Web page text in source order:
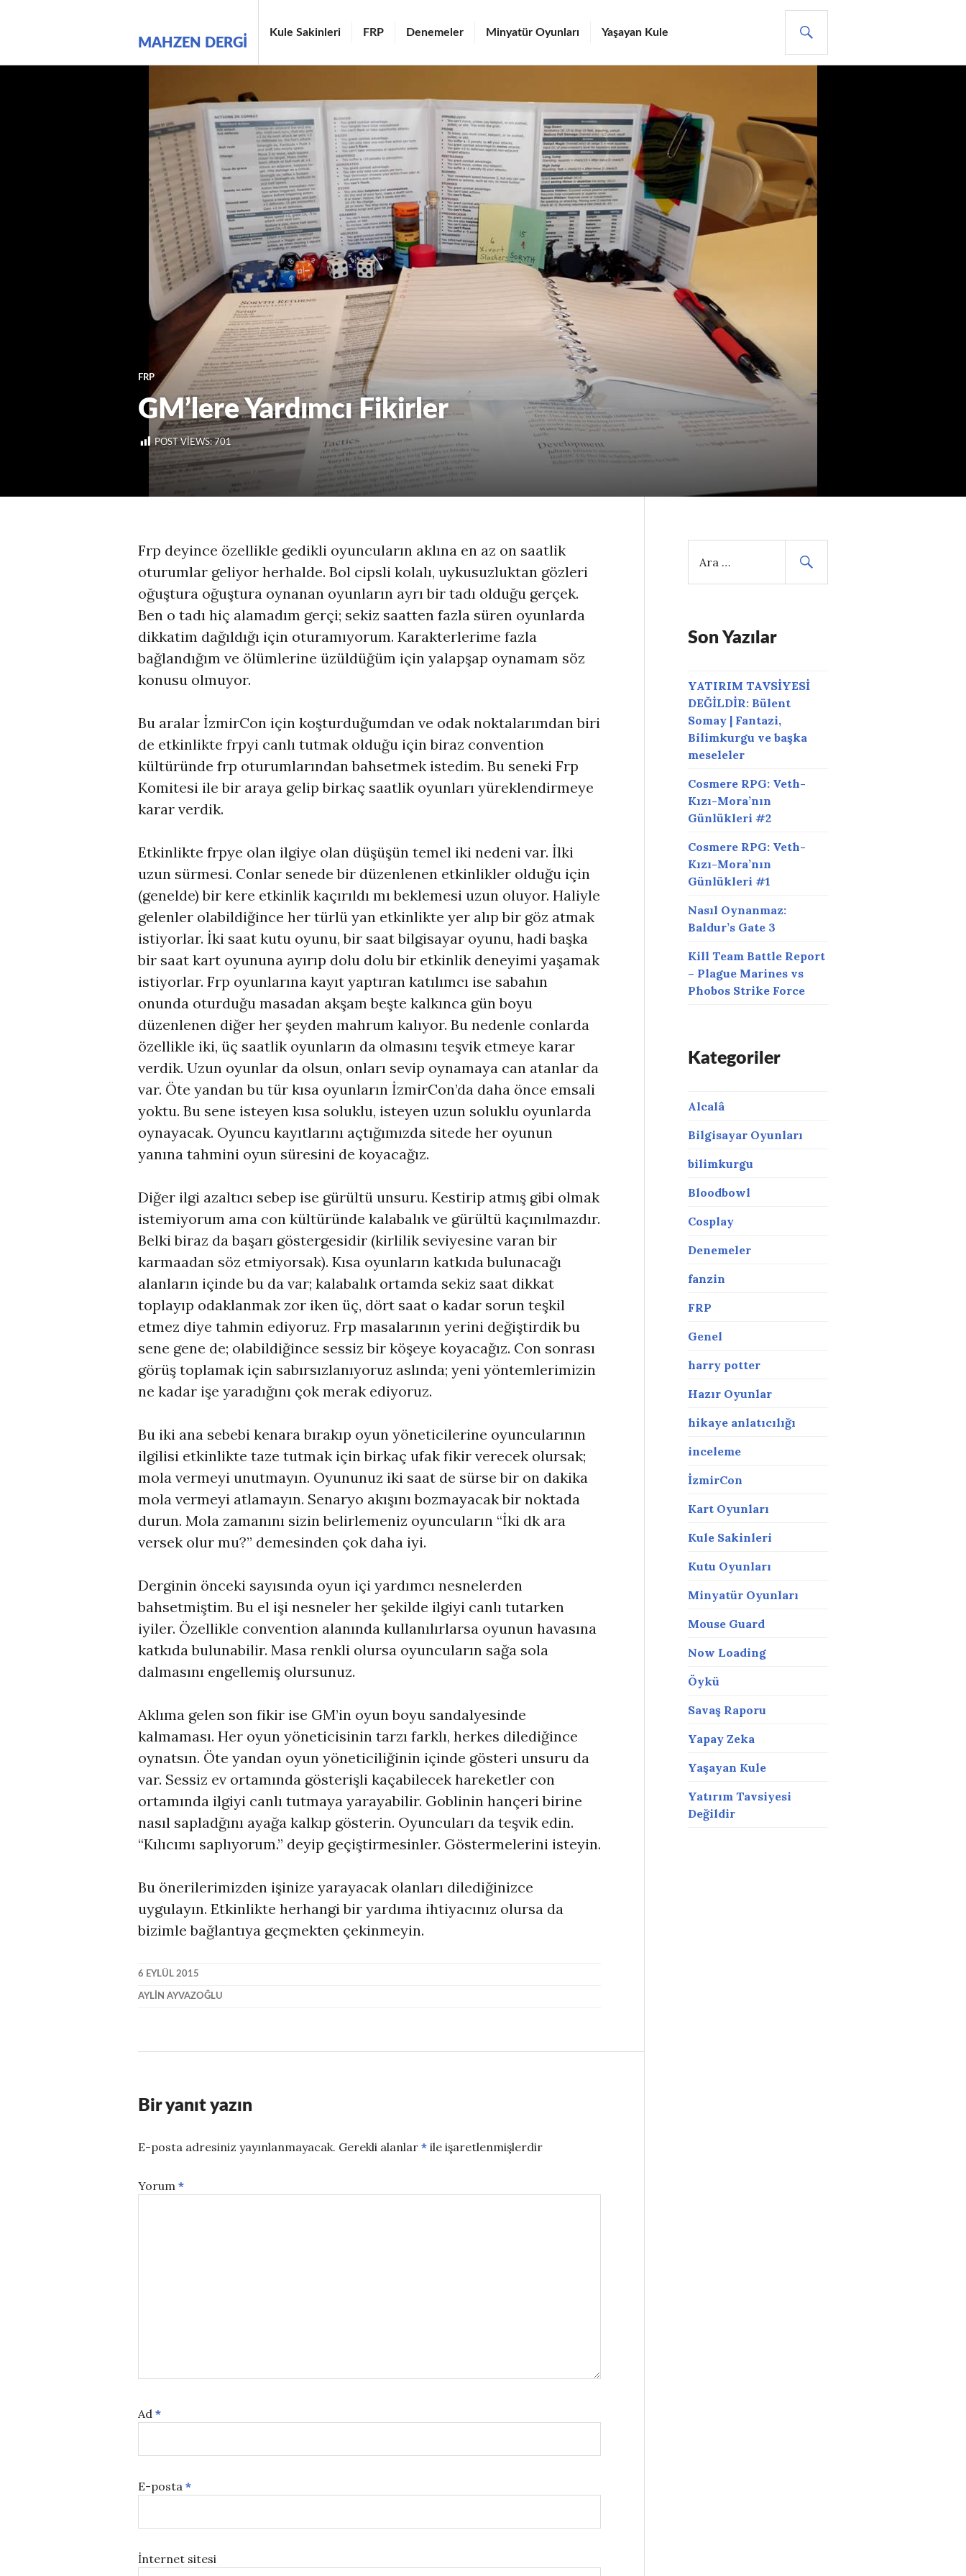
MAHZEN DERGI
Kule Sakinleri FRP Denemeler Minyatür Oyunları Yaşayan Kule
FRP
GM’lere Yardımcı Fikirler
POST VIEWS: 701
Frp deyince özellikle gedikli oyuncuların aklına en az on saatlik
oturumlar geliyor herhalde. Bol cipsli kolalı, uykusuzluktan gözleri
oğuştura oğuştura oynanan oyunların ayrı bir tadı olduğu gerçek.
Ben o tadı hiç alamadım gerçi; sekiz saatten fazla süren oyunlarda
dikkatim dağıldığı için oturamıyorum. Karakterlerime fazla
bağlandığım ve ölümlerine üzüldüğüm için yalapşap oynamam söz
konusu olmuyor.
Bu aralar İzmirCon için koşturduğumdan ve odak noktalarımdan biri
de etkinlikte frpyi canlı tutmak olduğu için biraz convention
kültüründe frp oturumlarından bahsetmek istedim. Bu seneki Frp
Komitesi ile bir araya gelip birkaç saatlik oyunları yüreklendirmeye
karar verdik.
Etkinlikte frpye olan ilgiye olan düşüşün temel iki nedeni var. İlki
uzun sürmesi. Conlar senede bir düzenlenen etkinlikler olduğu için
(genelde) bir kere etkinlik kaçırıldı mı beklemesi uzun oluyor. Haliyle
gelenler olabildiğince her türlü yan etkinlikte yer alıp bir göz atmak
istiyorlar. İki saat kutu oyunu, bir saat bilgisayar oyunu, hadi başka
bir saat kart oyununa ayırıp dolu dolu bir etkinlik deneyimi yaşamak
istiyorlar. Frp oyunlarına kayıt yaptıran katılımcı ise sabahın
onunda oturduğu masadan akşam beşte kalkınca gün boyu
düzenlenen diğer her şeyden mahrum kalıyor. Bu nedenle conlarda
özellikle iki, üç saatlik oyunların da olmasını teşvik etmeye karar
verdik. Uzun oyunlar da olsun, onları sevip oynamaya can atanlar da
var. Öte yandan bu tür kısa oyunların İzmirCon’da daha önce emsali
yoktu. Bu sene isteyen kısa soluklu, isteyen uzun soluklu oyunlarda
oynayacak. Oyuncu kayıtlarını açtığımızda sitede her oyunun
yanına tahmini oyun süresini de koyacağız.
Diğer ilgi azaltıcı sebep ise gürültü unsuru. Kestirip atmış gibi olmak
istemiyorum ama con kültüründe kalabalık ve gürültü kaçınılmazdır.
Belki biraz da başarı göstergesidir (kirlilik seviyesine varan bir
karmaadan söz etmiyorsak). Kısa oyunların katkıda bulunacağı
alanların içinde bu da var; kalabalık ortamda sekiz saat dikkat
toplayıp odaklanmak zor iken üç, dört saat o kadar sorun teşkil
etmez diye tahmin ediyoruz. Frp masalarının yerini değiştirdik bu
sene gene de; olabildiğince sessiz bir köşeye koyacağız. Con sonrası
görüş toplamak için sabırsızlanıyoruz aslında; yeni yöntemlerimizin
ne kadar işe yaradığını çok merak ediyoruz.
Bu iki ana sebebi kenara bırakıp oyun yöneticilerine oyuncularının
ilgilisi etkinlikte taze tutmak için birkaç ufak fikir verecek olursak;
mola vermeyi unutmayın. Oyununuz iki saat de sürse bir on dakika
mola vermeyi atlamayın. Senaryo akışını bozmayacak bir noktada
durun. Mola zamanını sizin belirlemeniz oyuncuların “İki dk ara
versek olur mu?” demesinden çok daha iyi.
Derginin önceki sayısında oyun içi yardımcı nesnelerden
bahsetmiştim. Bu el işi nesneler her şekilde ilgiyi canlı tutarken
iyiler. Özellikle convention alanında kullanılırlarsa oyunun havasına
katkıda bulunabilir. Masa renkli olursa oyuncuların sağa sola
dalmasını engellemiş olursunuz.
Aklıma gelen son fikir ise GM’in oyun boyu sandalyesinde
kalmaması. Her oyun yöneticisinin tarzı farklı, herkes dilediğince
oynatsın. Öte yandan oyun yöneticiliğinin içinde gösteri unsuru da
var. Sessiz ev ortamında gösterişli kaçabilecek hareketler con
ortamında ilgiyi canlı tutmaya yarayabilir. Goblinin hançeri birine
nasıl sapladğını ayağa kalkıp gösterin. Oyuncuları da teşvik edin.
“Kılıcımı saplıyorum.” deyip geçiştirmesinler. Göstermelerini isteyin.
Bu önerilerimizden işinize yarayacak olanları dilediğinizce
uygulayın. Etkinlikte herhangi bir yardıma ihtiyacınız olursa da
bizimle bağlantıya geçmekten çekinmeyin.
6 EYLÜL 2015
AYLIN AYVAZOĞLU
Bir yanıt yazın
E-posta adresiniz yayınlanmayacak. Gerekli alanlar * ile işaretlenmişlerdir
Yorum *
Ad *
E-posta *
İnternet sitesi
a
:Son Yazılar
YATIRIM TAVSİYESİ
DEĞİLDİR: Bülent
Somay | Fantazi,
Bilimkurgu ve başka
meseleler
Cosmere RPG: Veth-
Kızı-Mora’nın
Günlükleri #2
Cosmere RPG: Veth-
Kızı-Mora’nın
Günlükleri #1
Nasıl Oynanmaz:
Baldur’s Gate 3
Kill Team Battle Report
– Plague Marines vs
Phobos Strike Force
Kategoriler
Alcalâ
Bilgisayar Oyunları
bilimkurgu
Bloodbowl
Cosplay
Denemeler
fanzin
FRP
Genel
harry potter
Hazır Oyunlar
hikaye anlatıcılığı
inceleme
İzmirCon
Kart Oyunları
Kule Sakinleri
Kutu Oyunları
Minyatür Oyunları
Mouse Guard
Now Loading
Öykü
Savaş Raporu
Yapay Zeka
Yaşayan Kule
Yatırım Tavsiyesi
Değildir